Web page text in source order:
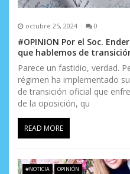
s
octubre 25, 2024 0
#OPINION Por el Soc.
que hablemos de
Parece un fastidio, verdad.
régimen ha implementado
de transición oficial que
de la oposición, qu
READ MORE
#NOTICIA OPINIÓN